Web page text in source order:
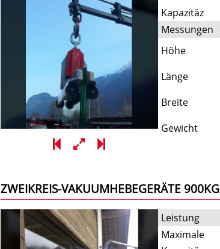
Kapazitäz
Messungen
Höhe
Länge
Breite
Gewicht
ZWEIKREIS-VAKUUMHEBEGERÄTE 900KG
Leistung
Maximale